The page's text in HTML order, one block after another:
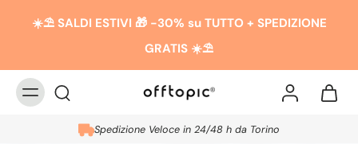
☀️​​⛱️ SALDI ESTIVI 🎁 -30% su TUTTO + SPEDIZIONE
GRATIS ☀️​​⛱️
Spedizione Veloce in 24/48 h da Torino